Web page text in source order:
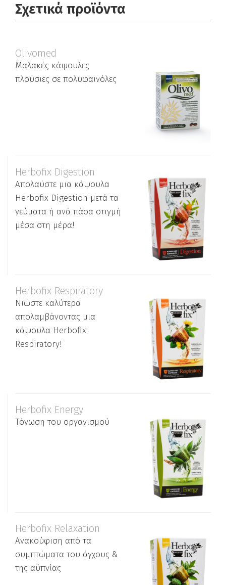
Σχετικά προϊόντα
Olivomed
Μαλακές κάψουλες
πλούσιες σε πολυφαινόλες
Herbofix Digestion
Απολαύστε μια κάψουλα
Herbofix Digestion μετά τα
γεύματα ή ανά πάσα στιγμή
μέσα στη μέρα!
Herbofix Respiratory
Νιώστε καλύτερα
απολαμβάνοντας μια
κάψουλα Herbofix
Respiratory!
Herbofix Εnergy
Τόνωση του οργανισμού
Herbofix Relaxation
Ανακούφιση από τα
συμπτώματα του άγχους &
της αϋπνίας